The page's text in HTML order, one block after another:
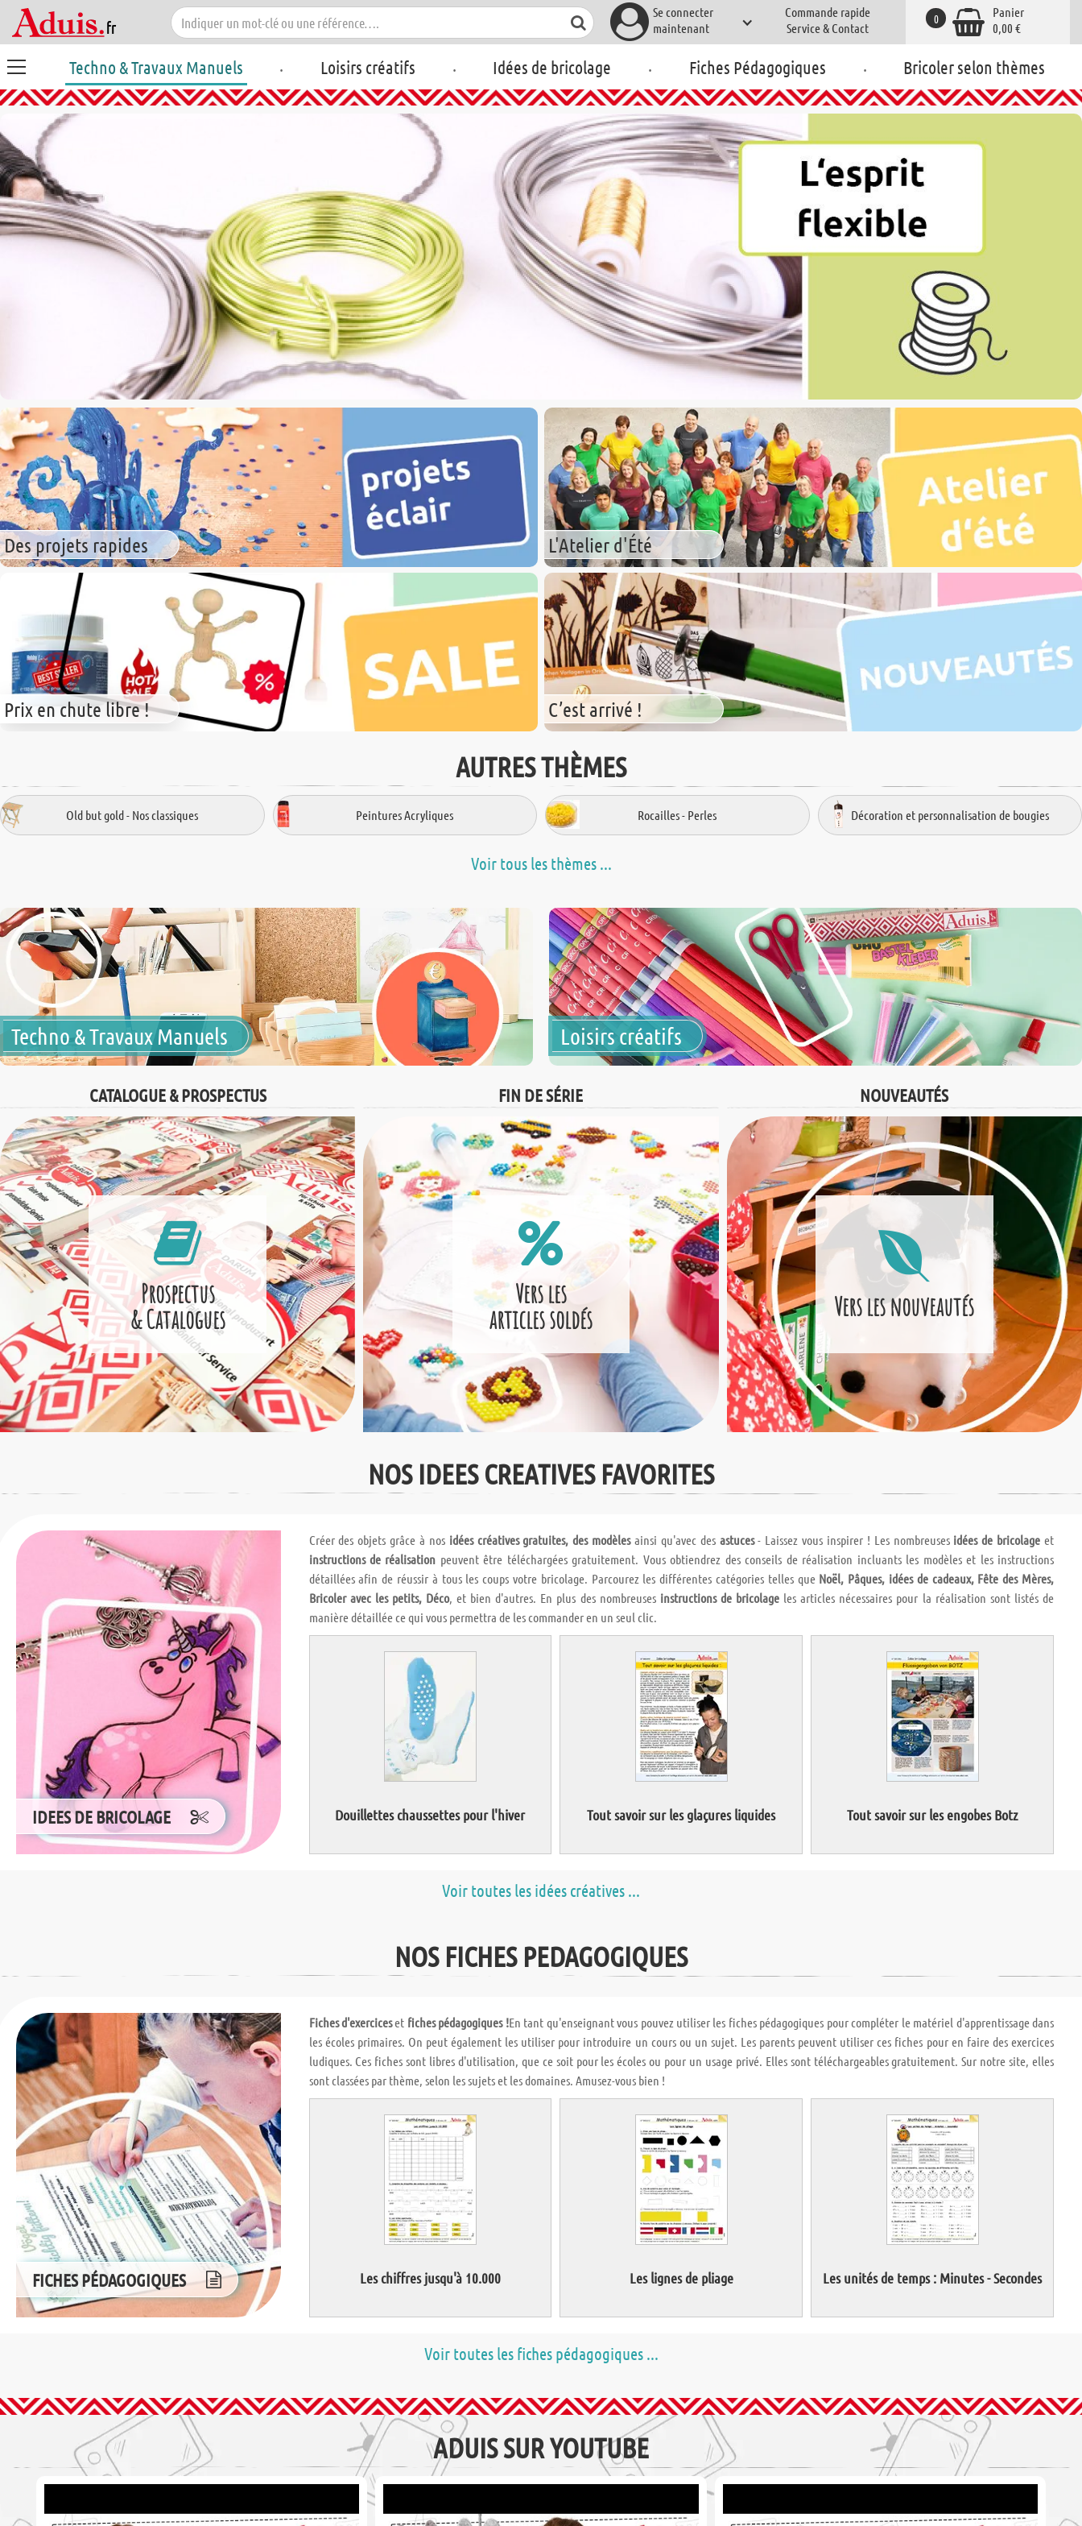
Se connecter
maintenant
Commande rapide
Service & Contact
Panier
0,00 €
0
Techno & Travaux Manuels . Loisirs créatifs . Idées de bricolage . Fiches Pédagogiques . Bricoler selon thèmes
Des projets rapides L'Atelier d'Été
Prix en chute libre ! C’est arrivé !
AUTRES THÈMES
Old but gold - Nos classiques Peintures Acryliques Rocailles - Perles Décoration et personnalisation de bougies
Voir tous les thèmes ...
Techno & Travaux Manuels Loisirs créatifs
CATALOGUE & PROSPECTUS
Prospectus
& Catalogues
FIN DE SÉRIE
Vers les
articles soldés
NOUVEAUTÉS
Vers les nouveautés
NOS IDEES CREATIVES FAVORITES
IDEES DE BRICOLAGE
Créer des objets grâce à nos idées créatives gratuites, des modèlesainsi qu'avec des astuces- Laissez vous inspirer ! Les nombreuses idées de bricolage et
instructions de réalisation peuvent être téléchargées gratuitement. Vous obtiendrez des conseils de réalisation incluants les modèles et les instructions
détaillées afin de réussir à tous les coups votre bricolage. Parcourez les différentes catégories telles que Noël, Pâques, idées de cadeaux, Fête des Mères,
Bricoler avec les petits, Déco, et bien d'autres. En plus des nombreuses instructions de bricolage les articles nécessaires pour la réalisation sont listés de
manière détaillée ce qui vous permettra de les commander en un seul clic.
Douillettes chaussettes pour l'hiver Tout savoir sur les glaçures liquides Tout savoir sur les engobes Botz
Voir toutes les idées créatives ...
NOS FICHES PEDAGOGIQUES
FICHES PÉDAGOGIQUES
Fiches d'exerciceset fiches pédagogiques !En tant qu'enseignant vous pouvez utiliser les fiches pédagogiques pour compléter le matériel d'apprentissage dans
les écoles primaires. On peut également les utiliser pour introduire un cours ou un sujet. Les parents peuvent utiliser ces fiches pour en faire des exercices
ludiques. Ces fiches sont libres d'utilisation, que ce soit pour les écoles ou pour un usage privé. Elles sont téléchargeables gratuitement. Sur notre site, elles
sont classées par thème, selon les sujets et les domaines. Amusez-vous bien !
Les chiffres jusqu'à 10.000 Les lignes de pliage Les unités de temps : Minutes - Secondes
Voir toutes les fiches pédagogiques ...
ADUIS SUR YOUTUBE